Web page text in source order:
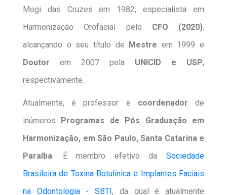
Mogi das Cruzes em 1982, especialista em
Harmonização Orofacial pelo CFO (2020),
alcançando o seu título de Mestre em 1999 e
Doutor em 2007 pela UNICID e USP,
respectivamente.
Atualmente, é professor e coordenador de
inúmeros Programas de Pós Graduação em
Harmonização, em São Paulo, Santa Catarina e
Paraíba. É membro efetivo da Sociedade
Brasileira de Toxina Botulínica e Implantes Faciais
na Odontologia - SBTI, da qual é atualmente